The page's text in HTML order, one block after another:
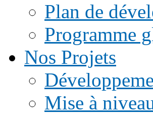
Plan de
Programme
Nos Projets
Mise à